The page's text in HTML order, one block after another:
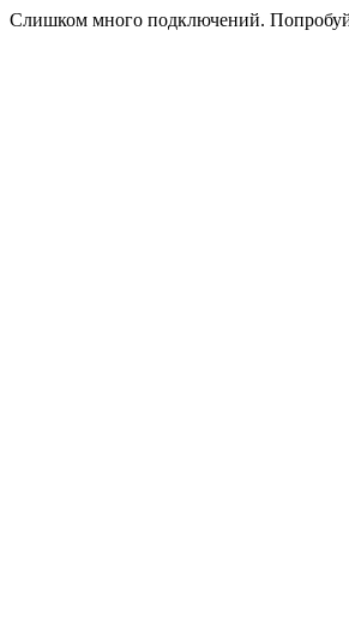
Слишком много подключений.